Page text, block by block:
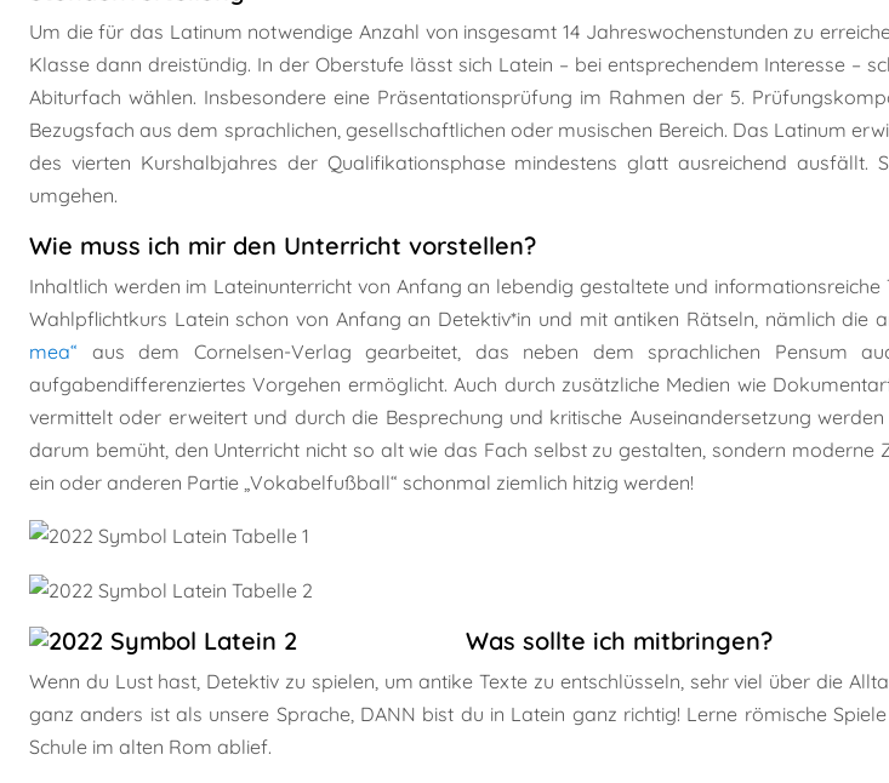
Um die für das Latinum notwendige Anzahl von insgesamt 14 Jahreswochenstunden zu
Klasse dann dreistündig. In der Oberstufe lässt sich Latein – bei entsprechendem Interesse –
Abiturfach wählen. Insbesondere eine Präsentationsprüfung im Rahmen der 5.
Bezugsfach aus dem sprachlichen, gesellschaftlichen oder musischen Bereich. Das Latinum
des vierten Kurshalbjahres der Qualifikationsphase mindestens glatt ausreichend
umgehen.
Wie muss ich mir den Unterricht vorstellen?
Inhaltlich werden im Lateinunterricht von Anfang an lebendig gestaltete und
Wahlpflichtkurs Latein schon von Anfang an Detektiv*in und mit antiken Rätseln, nämlich die
mea“ aus dem Cornelsen-Verlag gearbeitet, das neben dem sprachlichen Pensum
aufgabendifferenziertes Vorgehen ermöglicht. Auch durch zusätzliche Medien wie
vermittelt oder erweitert und durch die Besprechung und kritische Auseinandersetzung
darum bemüht, den Unterricht nicht so alt wie das Fach selbst zu gestalten, sondern
ein oder anderen Partie „Vokabelfußball“ schonmal ziemlich hitzig werden!
Was sollte ich mitbringen?
Wenn du Lust hast, Detektiv zu spielen, um antike Texte zu entschlüsseln, sehr viel über die
ganz anders ist als unsere Sprache, DANN bist du in Latein ganz richtig! Lerne römische
Schule im alten Rom ablief.